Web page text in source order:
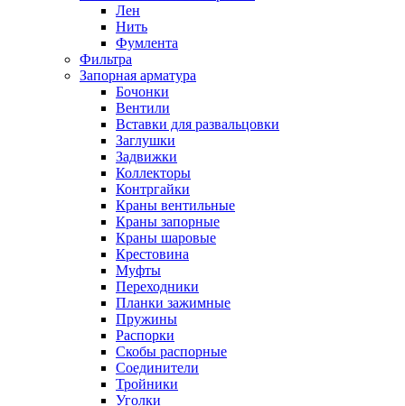
Лен
Нить
Фумлента
Фильтра
Запорная арматура
Бочонки
Вентили
Вставки для развальцовки
Заглушки
Задвижки
Коллекторы
Контргайки
Краны вентильные
Краны запорные
Краны шаровые
Крестовина
Муфты
Переходники
Планки зажимные
Пружины
Распорки
Скобы распорные
Соединители
Тройники
Уголки